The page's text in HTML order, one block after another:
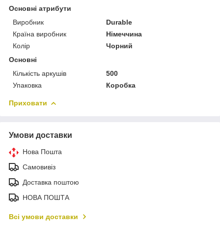
Основні атрибути
Виробник
Durable
Країна виробник
Німеччина
Колір
Чорний
Основні
Кількість аркушів
500
Упаковка
Коробка
Приховати
Умови доставки
Нова Пошта
Самовивіз
Доставка поштою
НОВА ПОШТА
Всі умови доставки